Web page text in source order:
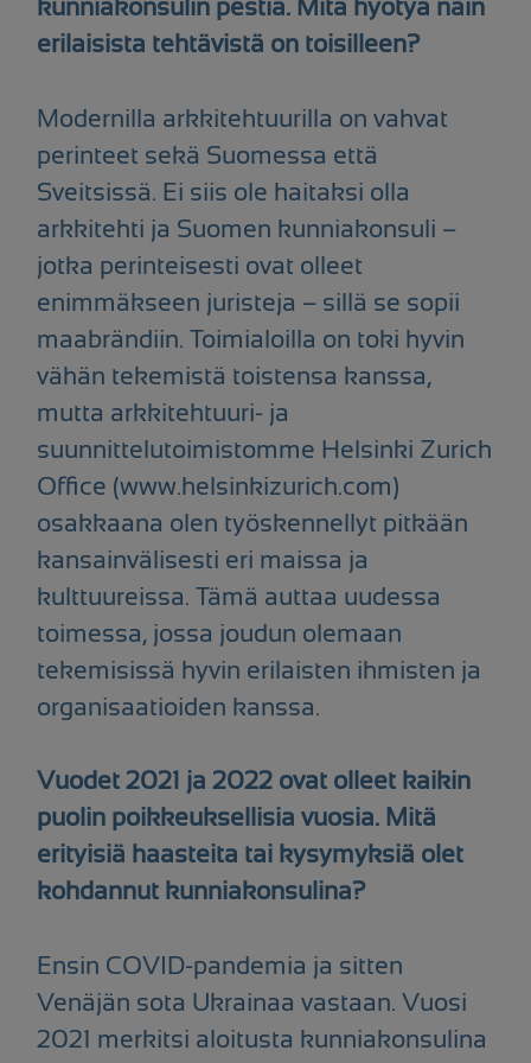
kunniakonsulin pestiä. Mitä hyötyä näin
erilaisista tehtävistä on toisilleen?
Modernilla arkkitehtuurilla on vahvat
perinteet sekä Suomessa että
Sveitsissä. Ei siis ole haitaksi olla
arkkitehti ja Suomen kunniakonsuli –
jotka perinteisesti ovat olleet
enimmäkseen juristeja – sillä se sopii
maabrändiin. Toimialoilla on toki hyvin
vähän tekemistä toistensa kanssa,
mutta arkkitehtuuri- ja
suunnittelutoimistomme Helsinki Zurich
Office (www.helsinkizurich.com)
osakkaana olen työskennellyt pitkään
kansainvälisesti eri maissa ja
kulttuureissa. Tämä auttaa uudessa
toimessa, jossa joudun olemaan
tekemisissä hyvin erilaisten ihmisten ja
organisaatioiden kanssa.
Vuodet 2021 ja 2022 ovat olleet kaikin
puolin poikkeuksellisia vuosia. Mitä
erityisiä haasteita tai kysymyksiä olet
kohdannut kunniakonsulina?
Ensin COVID-pandemia ja sitten
Venäjän sota Ukrainaa vastaan. Vuosi
2021 merkitsi aloitusta kunniakonsulina